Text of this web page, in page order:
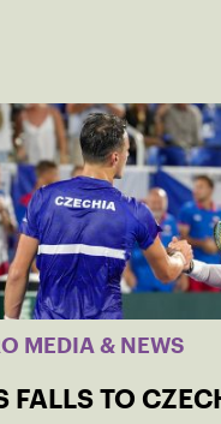
MEDIA & NEWS
FALLS TO